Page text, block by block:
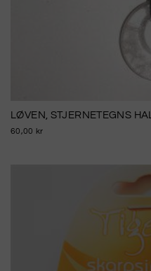
LØVEN, STJERNETEGNS
60,00 kr